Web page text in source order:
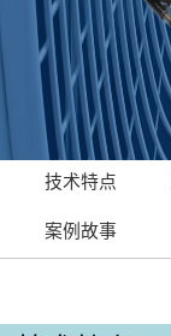
技术特点
案例故事